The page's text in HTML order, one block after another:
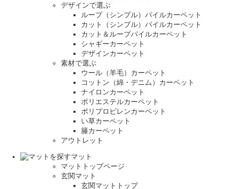
デザインで選ぶ
ループ（シンプル）パイルカーペット
カット（シンプル）パイルカーペット
カット＆ループパイルカーペット
シャギーカーペット
デザインカーペット
素材で選ぶ
ウール（羊毛）カーペット
コットン（綿・デニム）カーペット
ナイロンカーペット
ポリエステルカーペット
ポリプロピレンカーペット
い草カーペット
籐カーペット
アウトレット
マット
マットトップページ
玄関マット
玄関マットトップ